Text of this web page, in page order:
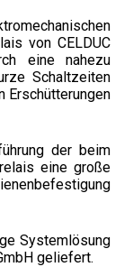
von CELDUC
eine nahezu
Schaltzeiten
Erschütterungen
der beim
eine große
Systemlösung
geliefert.